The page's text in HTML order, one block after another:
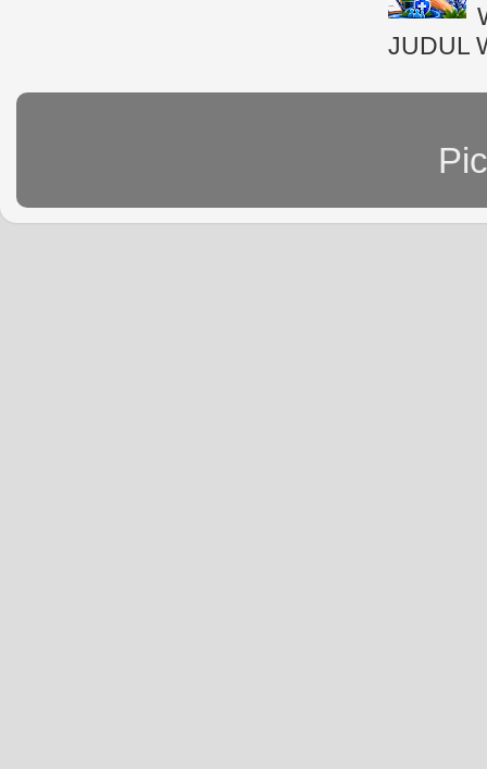
JUDUL